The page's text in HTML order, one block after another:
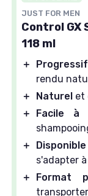
JUST FOR MEN
Control GX
118 ml
＋ Progressif
rendu
＋
Naturel et
＋
Facile à
＋
s'adapter
＋
Format
transporter